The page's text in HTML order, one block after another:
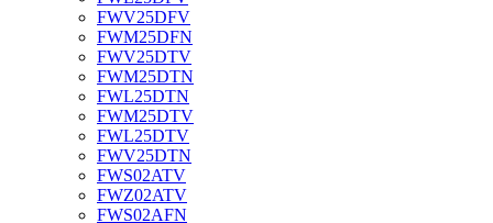
FWV25DFV
FWM25DFN
FWV25DTV
FWM25DTN
FWL25DTN
FWM25DTV
FWL25DTV
FWV25DTN
FWS02ATV
FWZ02ATV
FWS02AFN